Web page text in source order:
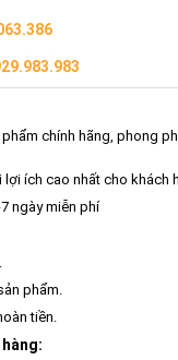
chính hãng, phong
lợi ích cao nhất cho khách
ngày miễn phí
phẩm.
tiền.